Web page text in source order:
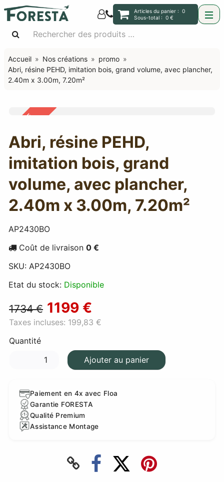
Articles du panier :0
Sous-total :0 €
Accueil Nos créations
promo
Abri, résine PEHD, imitation bois, grand volume, avec plancher,
2.40m x 3.00m, 7.20m²
OFFRE
Abri, résine PEHD,
imitation bois, grand
volume, avec plancher,
2.40m x 3.00m, 7.20m²
AP2430BO
Coût de livraison 0 €
SKU: AP2430BO
Etat du stock: Disponible
1734 € 1199 €
Taxes incluses: 199,83 €
Quantité
Ajouter au panier
Paiement en 4x avec Floa
Garantie FORESTA
Qualité Premium
Assistance Montage